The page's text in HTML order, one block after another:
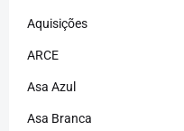
Aquisições
ARCE
Asa Azul
Asa Branca